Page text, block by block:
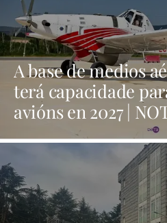
A base de medios
terá capacidade
avións en 2027 |